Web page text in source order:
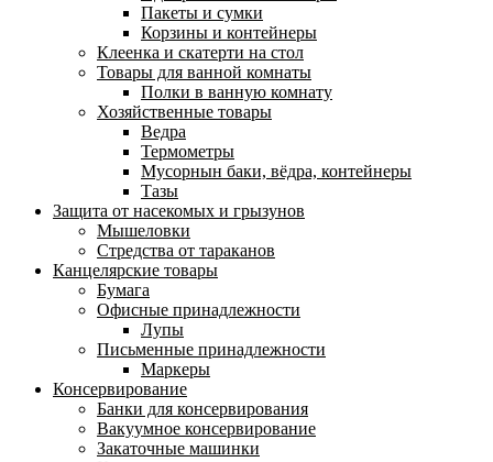
Пакеты и сумки
Корзины и контейнеры
Клеенка и скатерти на стол
Товары для ванной комнаты
Полки в ванную комнату
Хозяйственные товары
Ведра
Термометры
Мусорнын баки, вёдра, контейнеры
Тазы
Защита от насекомых и грызунов
Мышеловки
Стредства от тараканов
Канцелярские товары
Бумага
Офисные принадлежности
Лупы
Письменные принадлежности
Маркеры
Консервирование
Банки для консервирования
Вакуумное консервирование
Закаточные машинки